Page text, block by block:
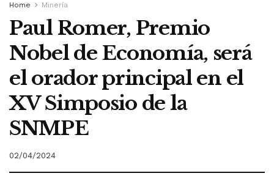
Home Minería
Paul Romer, Premio
Nobel de Economía, será
el orador principal en el
XV Simposio de la
SNMPE
02/04/2024